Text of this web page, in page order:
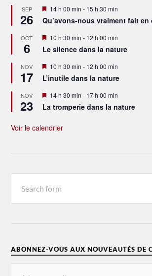
SEP
26
Mis
en
avant
14 h 00 min - 15 h 30 min
Qu’avons-nous vraiment fait
OCT
6
Mis
avant
10 h 30 min - 12 h 00 min
Le silence dans la nature
NOV
17
Mis
avant
10 h 30 min - 12 h 00 min
L’inutile dans la nature
NOV
23
Mis
avant
14 h 30 min - 17 h 00 min
La tromperie dans la nature
Voir le calendrier
ABONNEZ-VOUS AUX NOUVEAUTÉS DE